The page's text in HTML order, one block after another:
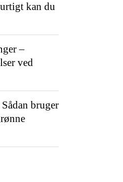
kan du
–
ved
bruger